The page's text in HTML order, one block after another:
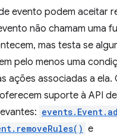
evento podem aceitar
não chamam uma
mas testa se
pelo menos uma
ações associadas a ela.
suporte à API
e